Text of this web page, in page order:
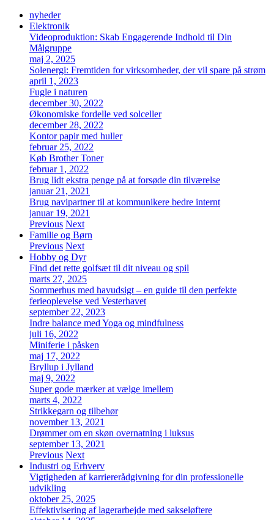
nyheder
Elektronik
Videoproduktion: Skab Engagerende Indhold til Din
Målgruppe
maj 2, 2025
Solenergi: Fremtiden for virksomheder, der vil spare på strøm
april 1, 2023
Fugle i naturen
december 30, 2022
Økonomiske fordelle ved solceller
december 28, 2022
Kontor papir med huller
februar 25, 2022
Køb Brother Toner
februar 1, 2022
Brug lidt ekstra penge på at forsøde din tilværelse
januar 21, 2021
Brug navipartner til at kommunikere bedre internt
januar 19, 2021
Previous Next
Familie og Børn
Previous Next
Hobby og Dyr
Find det rette golfsæt til dit niveau og spil
marts 27, 2025
Sommerhus med havudsigt – en guide til den perfekte
ferieoplevelse ved Vesterhavet
september 22, 2023
Indre balance med Yoga og mindfulness
juli 16, 2022
Miniferie i påsken
maj 17, 2022
Bryllup i Jylland
maj 9, 2022
Super gode mærker at vælge imellem
marts 4, 2022
Strikkegarn og tilbehør
november 13, 2021
Drømmer om en skøn overnatning i luksus
september 13, 2021
Previous Next
Industri og Erhverv
Vigtigheden af karriererådgivning for din professionelle
udvikling
oktober 25, 2025
Effektivisering af lagerarbejde med sakseløftere